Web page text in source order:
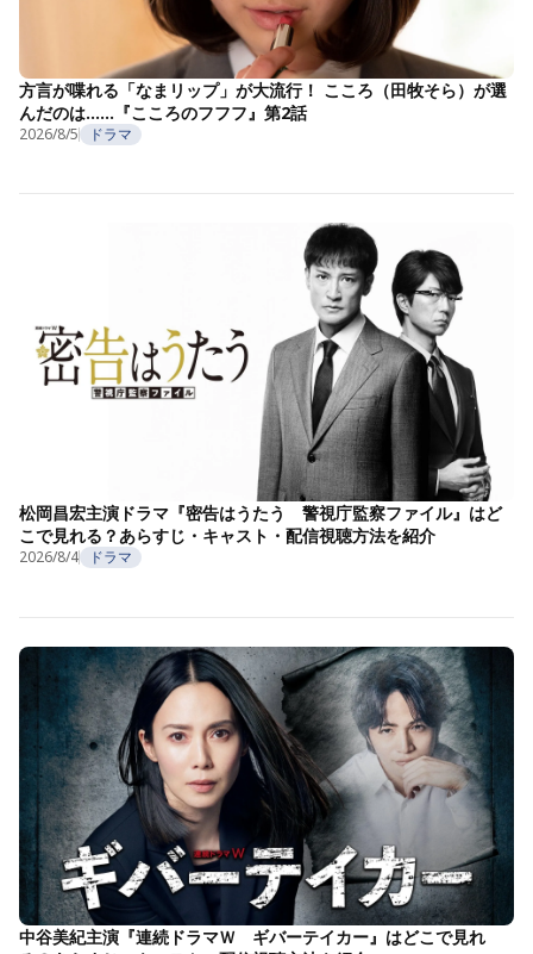
方言が喋れる「なまリップ」が大流行！ こころ（田牧そら）が選
んだのは……『こころのフフフ』第2話
2026/8/5 ドラマ
松岡昌宏主演ドラマ『密告はうたう 警視庁監察ファイル』はど
こで見れる？あらすじ・キャスト・配信視聴方法を紹介
2026/8/4 ドラマ
中谷美紀主演『連続ドラマＷ ギバーテイカー』はどこで見れ